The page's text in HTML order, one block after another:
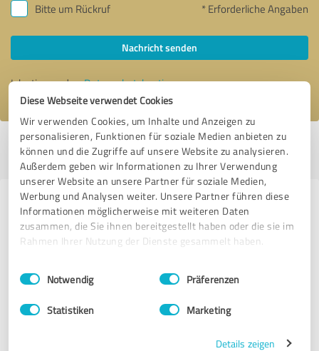
Diese Webseite verwendet Cookies
Wir verwenden Cookies, um Inhalte und Anzeigen zu
personalisieren, Funktionen für soziale Medien anbieten zu
können und die Zugriffe auf unsere Website zu analysieren.
Außerdem geben wir Informationen zu Ihrer Verwendung
unserer Website an unsere Partner für soziale Medien,
Werbung und Analysen weiter. Unsere Partner führen diese
Informationen möglicherweise mit weiteren Daten
zusammen, die Sie ihnen bereitgestellt haben oder die sie im
Rahmen Ihrer Nutzung der Dienste gesammelt haben.
Impressum Datenschutzbestimmungen
Einwilligungsauswahl
Notwendig Präferenzen
Statistiken Marketing
Details zeigen
Bitte um Rückruf * Erforderliche Angaben
Nachricht senden
Ich stimme denDatenschutzbestimmungenzu.
Profil aktiv seit 20.09.2016 | Letzte Aktualisierung: 07.08.2026
melden
Erfahrungen zu weiteren
Anbietern aus dem Bereich
Handwerk
RIWO-Gartenpavillons